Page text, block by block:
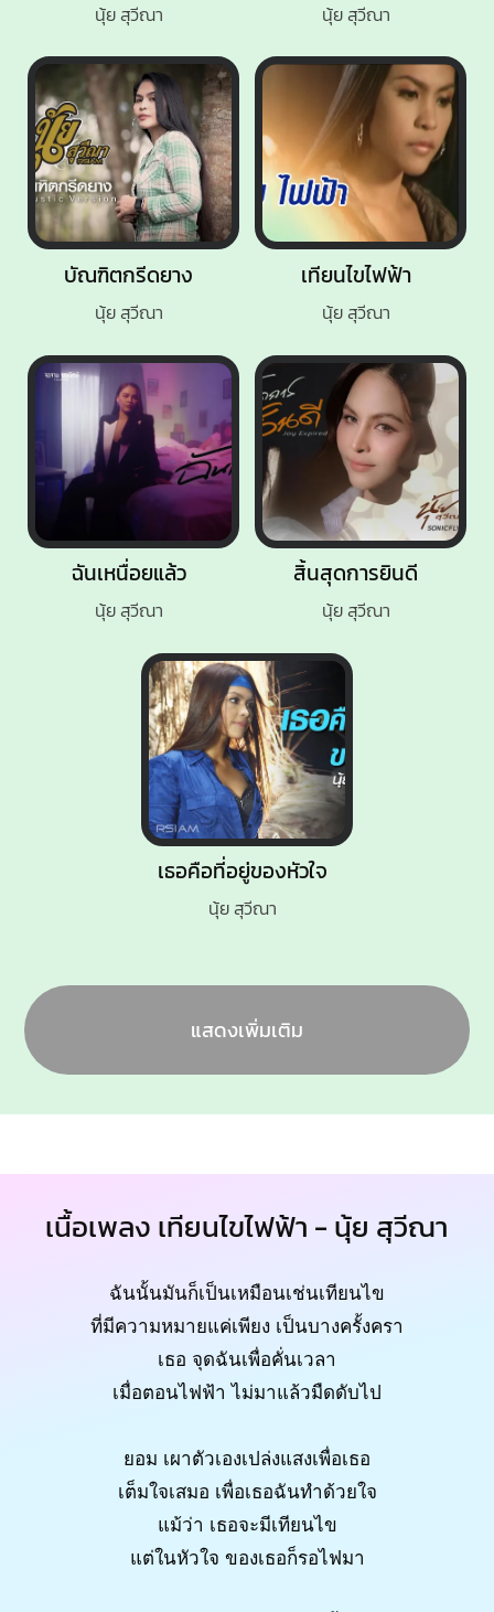
เทียนไขไฟฟ้า
นุ้ย สุวีณา
บัณฑิตกรีดยาง
นุ้ย สุวีณา
นุ้ย สุวีณา นุ้ย สุวีณา
สิ้นสุดการยินดี
นุ้ย สุวีณา
เธอคือที่อยู่ของหัวใจ
นุ้ย สุวีณา
ฉันเหนื่อยแล้ว
นุ้ย สุวีณา
แสดงเพิ่มเติม
เนื้อเพลง เทียนไขไฟฟ้า - นุ้ย สุวีณา
ฉันนั้นมันก็เป็นเหมือนเช่นเทียนไข
ที่มีความหมายแค่เพียง เป็นบางครั้งครา
เธอ จุดฉันเพื่อคั่นเวลา
เมื่อตอนไฟฟ้า ไม่มาแล้วมืดดับไป
ยอม เผาตัวเองเปล่งแสงเพื่อเธอ
เต็มใจเสมอ เพื่อเธอฉันทำด้วยใจ
แม้ว่า เธอจะมีเทียนไข
แต่ในหัวใจ ของเธอก็รอไฟมา